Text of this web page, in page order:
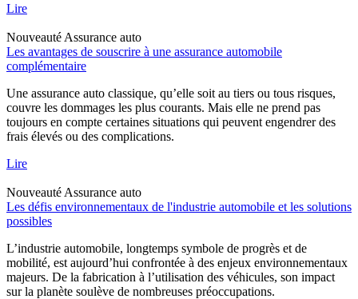
Lire
Nouveauté Assurance auto
Les avantages de souscrire à une assurance automobile
complémentaire
Une assurance auto classique, qu’elle soit au tiers ou tous risques,
couvre les dommages les plus courants. Mais elle ne prend pas
toujours en compte certaines situations qui peuvent engendrer des
frais élevés ou des complications.
Lire
Nouveauté Assurance auto
Les défis environnementaux de l'industrie automobile et les solutions
possibles
L’industrie automobile, longtemps symbole de progrès et de
mobilité, est aujourd’hui confrontée à des enjeux environnementaux
majeurs. De la fabrication à l’utilisation des véhicules, son impact
sur la planète soulève de nombreuses préoccupations.